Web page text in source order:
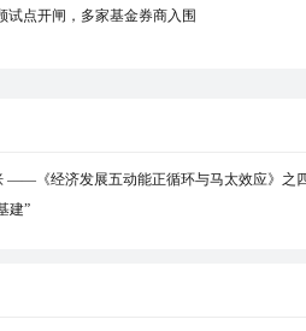
试点开闸，多家基金券商入围
——《经济发展五动能正循环与马太效应》之
建”